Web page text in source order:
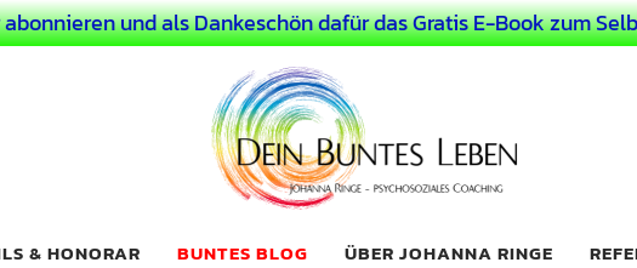
und als Dankeschön dafür das Gratis E-Book zum
Leben
MENSCH
& HONORAR BUNTES BLOG ÜBER JOHANNA RINGE